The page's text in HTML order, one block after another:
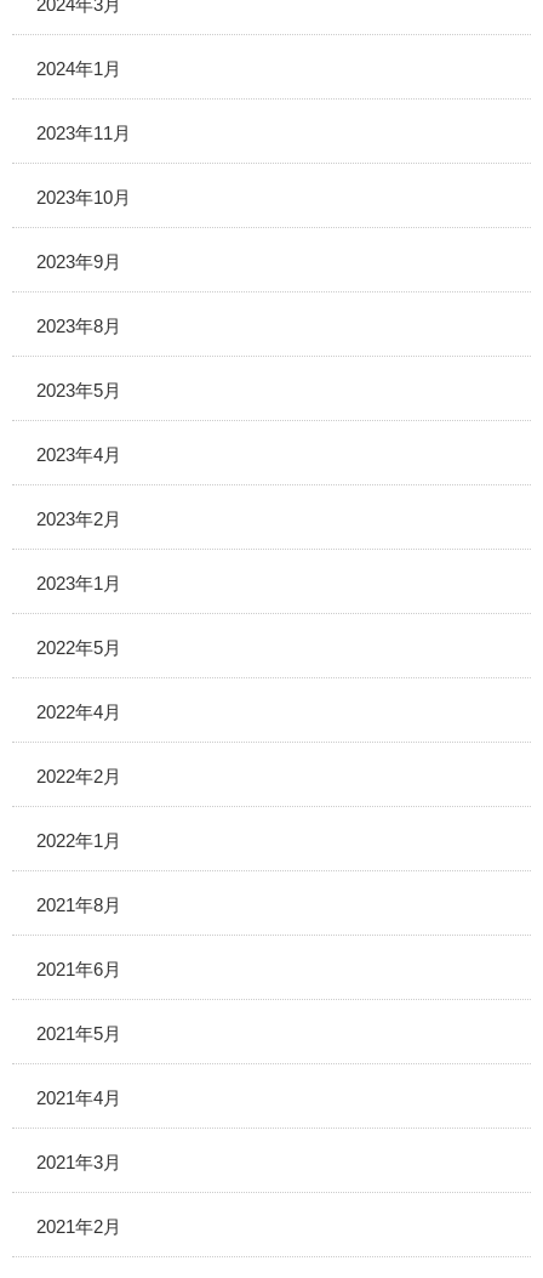
2024年3月
2024年1月
2023年11月
2023年10月
2023年9月
2023年8月
2023年5月
2023年4月
2023年2月
2023年1月
2022年5月
2022年4月
2022年2月
2022年1月
2021年8月
2021年6月
2021年5月
2021年4月
2021年3月
2021年2月